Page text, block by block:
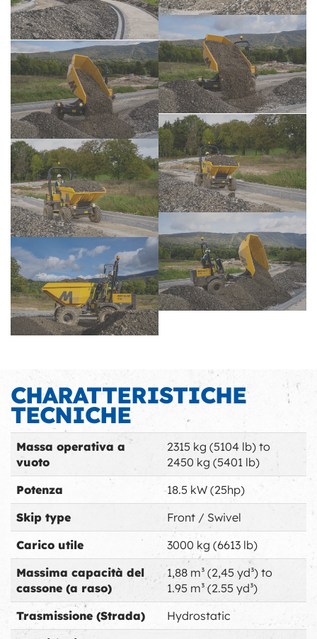
CHARATTERISTICHE
TECNICHE
Massa operativa a
vuoto
2315 kg (5104 lb) to
2450 kg (5401 lb)
Potenza
18.5 kW (25hp)
Skip type
Front / Swivel
Carico utile
3000 kg (6613 lb)
Massima capacità del
cassone (a raso)
1,88 m³ (2,45 yd³) to
1.95 m³ (2.55 yd³)
Trasmissione (Strada)
Hydrostatic